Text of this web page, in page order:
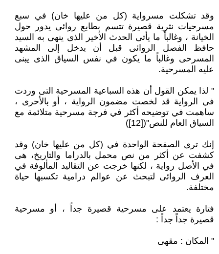
وقد تشكلت مسرواية (كل من عليها خان) في سبع
مسرحيات نثرية قصيرة تتسم بطابع روائى يدور حول
الخيانة ، وغالباً ما يأتى الحدث الأخير الذى ينهى به السيد
حافظ الفصل الروائى قبل أن يدخل إلى المشهد
المسرحى وغالباً ما يكون في نفس السياق الذى يبنى
عليه المسرحية.
" لذا يمكن القول أن هذه السباعية المسرحية التى وردت
في الرواية قد لخصت مضمون الرواية ، أو بالأحرى ،
ساهمت في توضيحه أكثر في فرجة مسرحية متلائمة مع
السياق العام للنص"([12])
إنك ترى الصفحة الواحدة في (كل من عليها خان) وقد
كشفت عن أكثر من نص محمل بالدراما والتاريخ، هى
في الأصل رواية ، لكنها خرجت عن التقاليد المألوفة في
العرف الروائى لتبحث عن عوالم درامية تكسبها حياة
مختلفة.
فتارة يعتمد على مسرحية قصيرة جداً ، أو مسرحية
قصيرة جداً جداً :
" المكان : مقهى